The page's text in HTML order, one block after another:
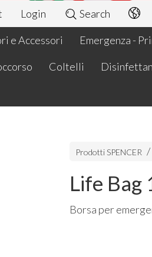
Login Search
e Accessori Emergenza -
Coltelli
Prodotti SPENCER
Life Bag
Borsa per